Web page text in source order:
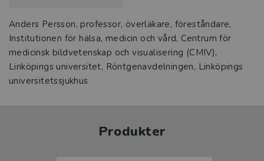
Anders Persson, professor, överläkare, föreståndare,
Institutionen för hälsa, medicin och vård, Centrum för
medicinsk bildvetenskap och visualisering (CMIV),
Linköpings universitet, Röntgenavdelningen, Linköpings
universitetssjukhus
Produkter